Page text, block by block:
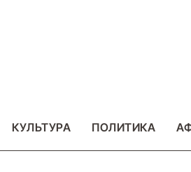
КУЛЬТУРА ПОЛИТИКА